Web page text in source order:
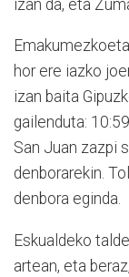
izan da, eta
hor ere iazko
izan baita
gailenduta:
San Juan zazpi
denborarekin.
denbora eginda.
Eskualdeko
artean, eta